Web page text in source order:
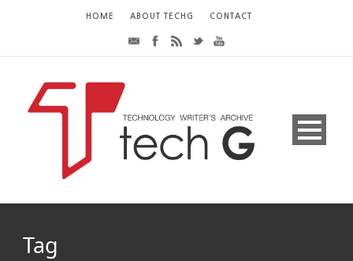
HOME ABOUT TECHG CONTACT
Tag